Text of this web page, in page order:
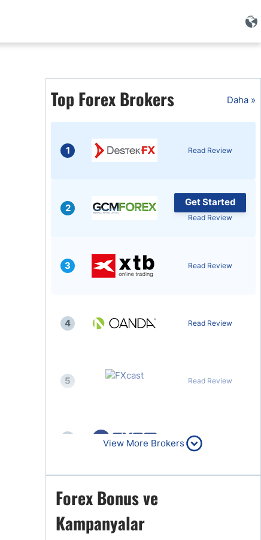
Top Forex Brokers Daha »
1 Read Review
2
Get Started
Read Review
3 Read Review
4 Read Review
5 Read Review
Read Review
7
View More Brokers
Forex Bonus ve
Kampanyalar